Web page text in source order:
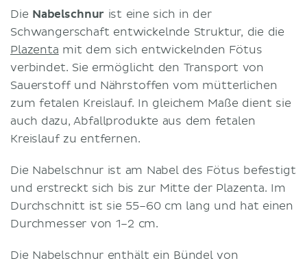
Die Nabelschnur ist eine sich in der
Schwangerschaft entwickelnde Struktur, die die
Plazenta mit dem sich entwickelnden Fötus
verbindet. Sie ermöglicht den Transport von
Sauerstoff und Nährstoffen vom mütterlichen
zum fetalen Kreislauf. In gleichem Maße dient sie
auch dazu, Abfallprodukte aus dem fetalen
Kreislauf zu entfernen.
Die Nabelschnur ist am Nabel des Fötus befestigt
und erstreckt sich bis zur Mitte der Plazenta. Im
Durchschnitt ist sie 55–60 cm lang und hat einen
Durchmesser von 1–2 cm.
Die Nabelschnur enthält ein Bündel von